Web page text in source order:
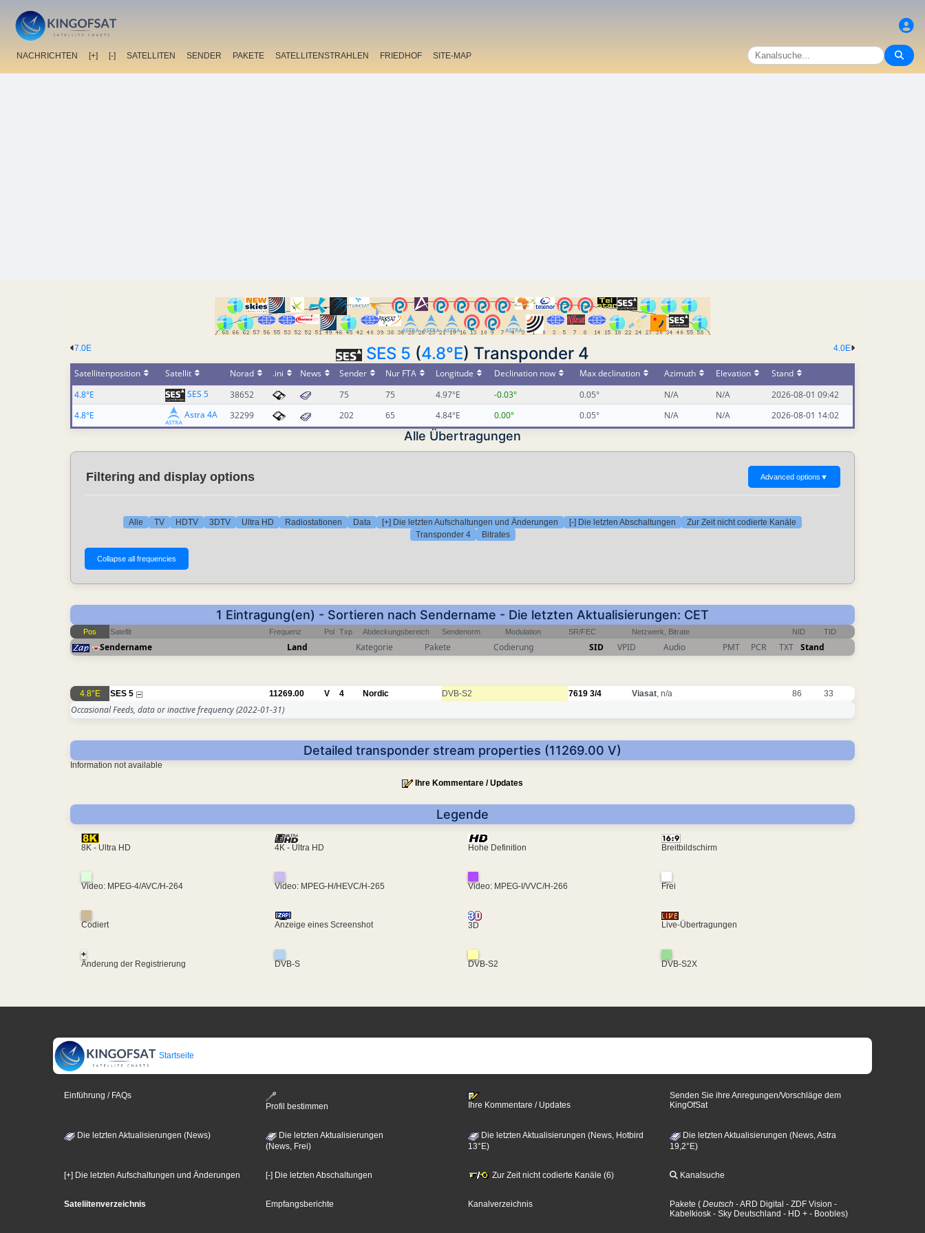
NACHRICHTEN [+] [-] SATELLITEN SENDER PAKETE SATELLITENSTRAHLEN FRIEDHOF SITE-MAP
4.0E
7.0E SES 5 (4.8°E) Transponder 4
Satellitenposition Satellit Norad .ini News Sender Nur FTA Longitude Declination now Max declination Azimuth Elevation
Stand
4.8°E
SES 5 38652 75 75 4.97°E -0.03° 0.05° N/A N/A
2026-08-01 09:42
4.8°E
Astra 4A 32299 202 65 4.84°E 0.00° 0.05° N/A N/A 2026-08-01 14:02
Alle Übertragungen
Filtering and display options Advanced options ▼
Alle TV HDTV 3DTV Ultra HD Radiostationen Data [+] Die letzten Aufschaltungen und Änderungen [-] Die letzten Abschaltungen
Zur Zeit nicht codierte Kanäle
Transponder 4
Bitrates
1 Eintragung(en) - Sortieren nach Sendername - Die letzten Aktualisierungen: CET
Pos Satellit Frequenz Pol Txp Abdeckungsbereich Sendenorm Modulation SR/FEC Netzwerk, Bitrate NID TID
Sendername Land Kategorie Pakete Codierung SID VPID Audio PMT PCR TXT Stand
4.8°E SES 5 11269.00 V 4 Nordic DVB-S2 7619 3/4 Viasat, n/a 86 33
Occasional Feeds, data or inactive frequency(2022-01-31)
Detailed transponder stream properties (11269.00 V)
Information not available
Ihre Kommentare / Updates
Legende
8K - Ultra HD 4K - Ultra HD Hohe Definition Breitbildschirm
Video: MPEG-4/AVC/H-264 Video: MPEG-H/HEVC/H-265 Video: MPEG-I/VVC/H-266 Frei
Codiert Anzeige eines Screenshot 3D Live-Übertragungen
+
Änderung der Registrierung
DVB-S DVB-S2 DVB-S2X
Startseite
Einführung / FAQs
Profil bestimmen
Ihre Kommentare / Updates
Senden Sie ihre Anregungen/Vorschläge dem
KingOfSat
Die letzten Aktualisierungen (News)
Die letzten Aktualisierungen
(News, Frei)
Die letzten Aktualisierungen (News, Hotbird
13°E)
Die letzten Aktualisierungen (News, Astra
19,2°E)
[+] Die letzten Aufschaltungen und Änderungen [-] Die letzten Abschaltungen Zur Zeit nicht codierte Kanäle (6) Kanalsuche
Sateliitenverzeichnis Empfangsberichte Kanalverzeichnis Pakete ( Deutsch - ARD Digital - ZDF Vision -
Kabelkiosk - Sky Deutschland - HD + - Boobles)